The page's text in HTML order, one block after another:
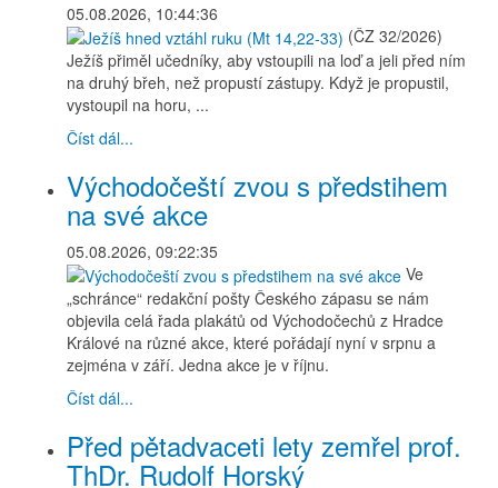
05.08.2026, 10:44:36
(ČZ 32/2026)
Ježíš přiměl učedníky, aby vstoupili na loď a jeli před ním
na druhý břeh, než propustí zástupy. Když je propustil,
vystoupil na horu, ...
Číst dál...
Východočeští zvou s předstihem
na své akce
05.08.2026, 09:22:35
Ve
„schránce“ redakční pošty Českého zápasu se nám
objevila celá řada plakátů od Východočechů z Hradce
Králové na různé akce, které pořádají nyní v srpnu a
zejména v září. Jedna akce je v říjnu.
Číst dál...
Před pětadvaceti lety zemřel prof.
ThDr. Rudolf Horský